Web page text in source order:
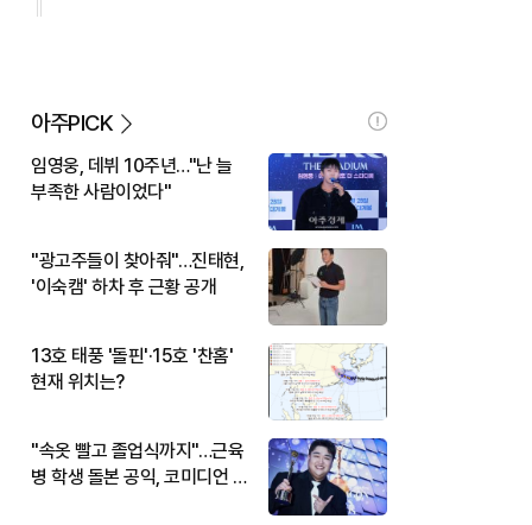
아주PICK
임영웅, 데뷔 10주년…"난 늘
부족한 사람이었다"
"광고주들이 찾아줘"…진태현,
'이숙캠' 하차 후 근황 공개
13호 태풍 '돌핀'·15호 '찬홈'
현재 위치는?
"속옷 빨고 졸업식까지"…근육
병 학생 돌본 공익, 코미디언 김